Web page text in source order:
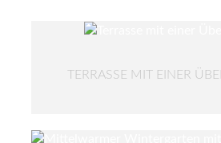
TERRASSE MIT EINER